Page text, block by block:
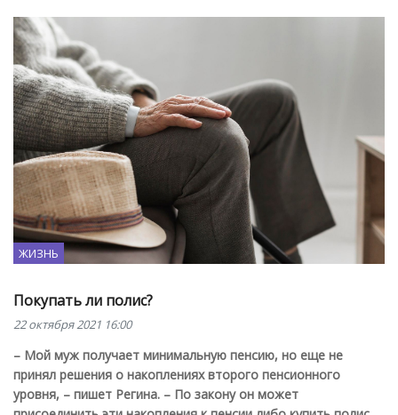
ЖИЗНЬ
Покупать ли полис?
22 октября 2021 16:00
– Мой муж получает минимальную пенсию, но еще не
принял решения о накоплениях второго пенсионного
уровня, – пишет Регина. – По закону он может